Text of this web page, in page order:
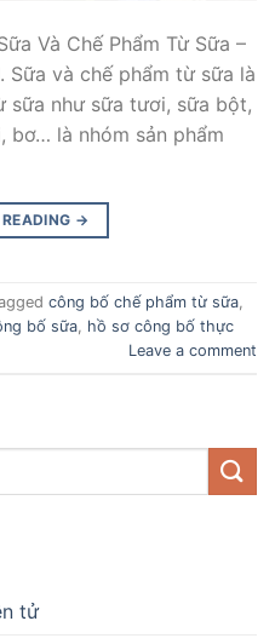
Và Chế Phẩm Từ Sữa –
Sữa và chế phẩm từ sữa là
sữa như sữa tươi, sữa bột,
bơ… là nhóm sản phẩm
→
công bố chế phẩm từ sữa,
bố sữa, hồ sơ công bố thực
Leave a comment
tử